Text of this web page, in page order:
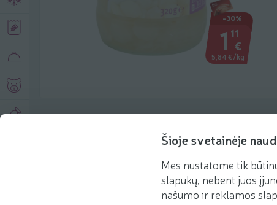
Šioje svetainėje
Mes nustatome tik
slapukų, nebent juos
našumo ir reklamos
-30%
1 11
€
5,84 €/kg
Produkto aprašymas
Rekomenduojame